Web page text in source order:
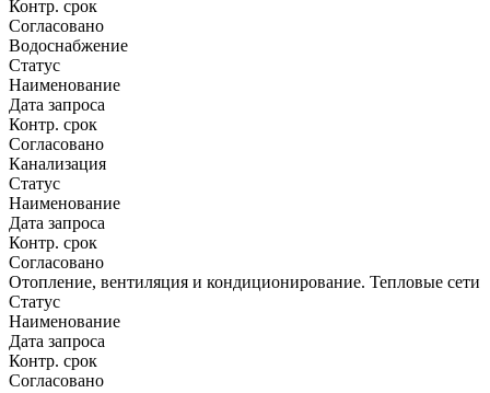
Контр. срок
Согласовано
Водоснабжение
Статус
Наименование
Дата запроса
Контр. срок
Согласовано
Канализация
Статус
Наименование
Дата запроса
Контр. срок
Согласовано
Отопление, вентиляция и кондиционирование. Тепловые сети
Статус
Наименование
Дата запроса
Контр. срок
Согласовано